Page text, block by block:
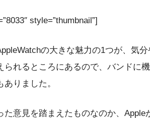
style=”thumbnail”]
の大きな魅力の1つが、気
られるところにあるので、バンドに
ありました。
た意見を踏まえたものなのか、